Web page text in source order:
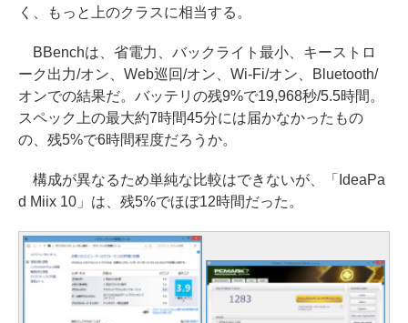
く、もっと上のクラスに相当する。
BBenchは、省電力、バックライト最小、キーストロ
ーク出力/オン、Web巡回/オン、Wi-Fi/オン、Bluetooth/
オンでの結果だ。バッテリの残9%で19,968秒/5.5時間。
スペック上の最大約7時間45分には届かなかったもの
の、残5%で6時間程度だろうか。
構成が異なるため単純な比較はできないが、「IdeaPa
d Miix 10」は、残5%でほぼ12時間だった。